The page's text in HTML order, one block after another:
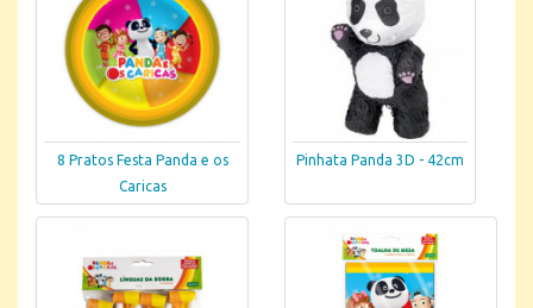
8 Pratos Festa Panda e os
Caricas
Pinhata Panda 3D - 42cm